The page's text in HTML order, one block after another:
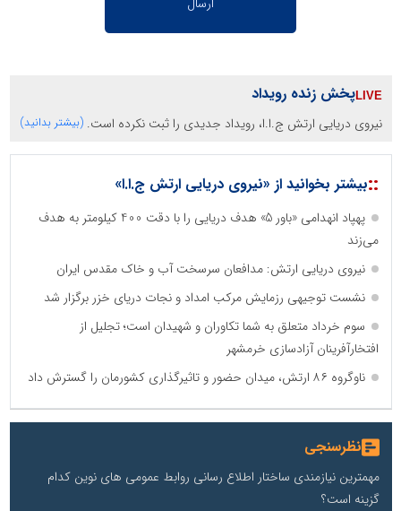
پخش زنده رویداد
نیروی دریایی ارتش ج.ا.ا، رویداد جدیدی را ثبت نکرده است. (بیشتر بدانید)
::بیشتر بخوانید از «نیروی دریایی ارتش ج.ا.ا»
پهپاد انهدامی «باور 5» هدف دریایی را با دقت 400 کیلومتر به هدف
می‌زند
نیروی دریایی ارتش: مدافعان سرسخت آب و خاک مقدس ایران
نشست توجیهی رزمایش مرکب امداد و نجات دریای خزر برگزار شد
سوم خرداد متعلق به شما تکاوران و شهیدان است؛ تجلیل از
افتخارآفرینان آزادسازی خرمشهر
ناوگروه ۸۶ ارتش، میدان حضور و تاثیرگذاری کشورمان را گسترش داد
نظرسنجی
مهمترین نیازمندی ساختار اطلاع رسانی روابط عمومی های نوین کدام
گزینه است؟